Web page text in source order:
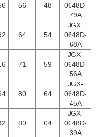
0648D-
79A
48
56
JGX-
0648D-
68A
54
64
JGX-
0648D-
56A
59
71
JGX-
0648D-
45A
64
80
JGX-
0648D-
39A
64
89